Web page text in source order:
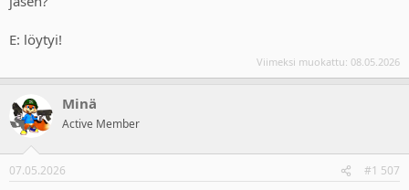
E: löytyi!
Viimeksi muokattu: 08.05.2026
Minä
Active Member
07.05.2026 #1 507